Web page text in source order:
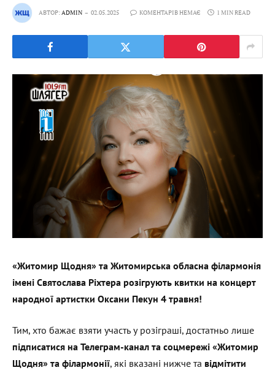
АВТОР:ADMIN 02.05.2025 КОМЕНТАРІВ НЕМАЄ 1 MIN READ
«Житомир Щодня» та Житомирська обласна філармонія
імені Святослава Ріхтера розігрують квитки на концерт
народної артистки Оксани Пекун 4 травня!
Тим, хто бажає взяти участь у розіграші, достатньо лише
підписатися на Телеграм-канал та соцмережі «Житомир
Щодня» та філармонії, які вказані нижче та відмітити